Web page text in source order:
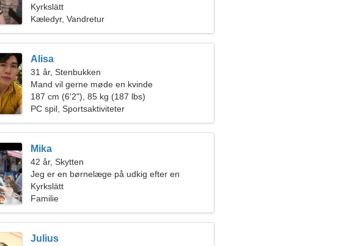
Kyrkslätt
Kæledyr, Vandretur
Alisa
31 år, Stenbukken
Mand vil gerne møde en kvinde
187 cm (6'2"), 85 kg (187 lbs)
PC spil, Sportsaktiviteter
Mika
42 år, Skytten
Jeg er en børnelæge på udkig efter en
følelsesladet kvinde
Kyrkslätt
Familie
Julius